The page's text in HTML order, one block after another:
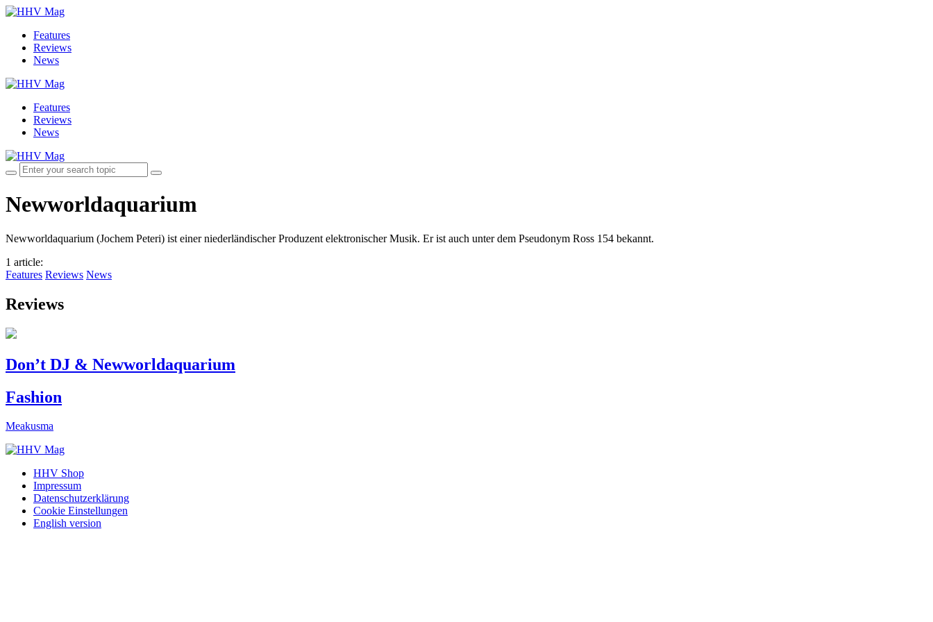
Features
Reviews
News
Features
Reviews
News
Newworldaquarium
Newworldaquarium (Jochem Peteri) ist einer niederländischer Produzent elektronischer Musik. Er ist auch unter dem Pseudonym Ross 154 bekannt.
1 article:
Features Reviews News
Reviews
Don’t DJ & Newworldaquarium
Fashion
Meakusma
HHV Shop
Impressum
Datenschutzerklärung
Cookie Einstellungen
English version